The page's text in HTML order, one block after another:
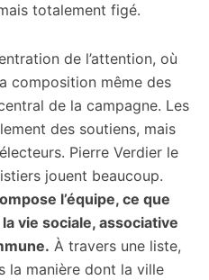
totalement figé.
de l’attention, où
composition même des
de la campagne. Les
des soutiens, mais
Pierre Verdier le
jouent beaucoup.
l’équipe, ce que
vie sociale, associative
À travers une liste,
la manière dont la ville